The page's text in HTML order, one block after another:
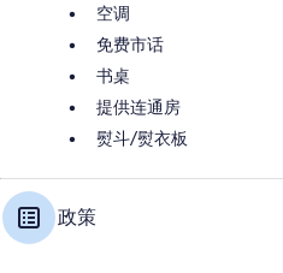
空调
免费市话
书桌
提供连通房
熨斗/熨衣板
政策